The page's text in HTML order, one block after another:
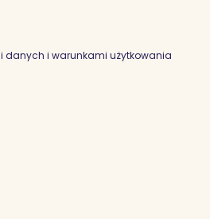
danych i warunkami użytkowania